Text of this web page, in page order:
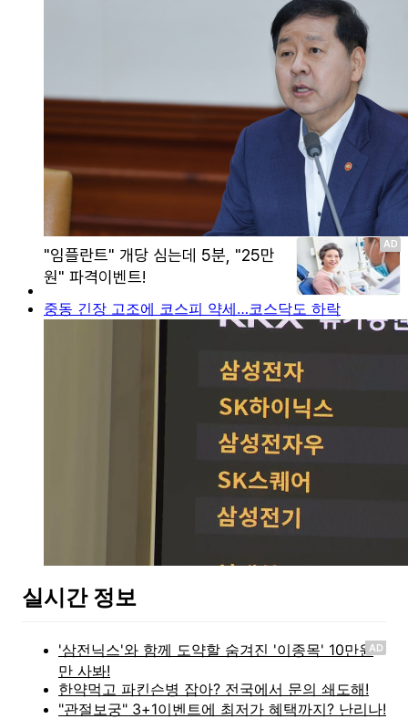
중동 긴장 고조에 코스피 약세…코스닥도 하락
실시간 정보
AD